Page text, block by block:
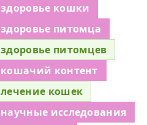
здоровье кошки
здоровье питомца
здоровье питомцев
кошачий контент
лечение кошек
научные исследования